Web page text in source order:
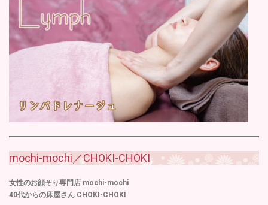
mochi-mochi／CHOKI-CHOKI
女性のお顔そり専門店 mochi-mochi
40代からの床屋さん CHOKI-CHOKI